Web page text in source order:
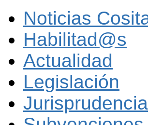
Noticias
Habilitad@s
Actualidad
Legislación
Jurisprudencia